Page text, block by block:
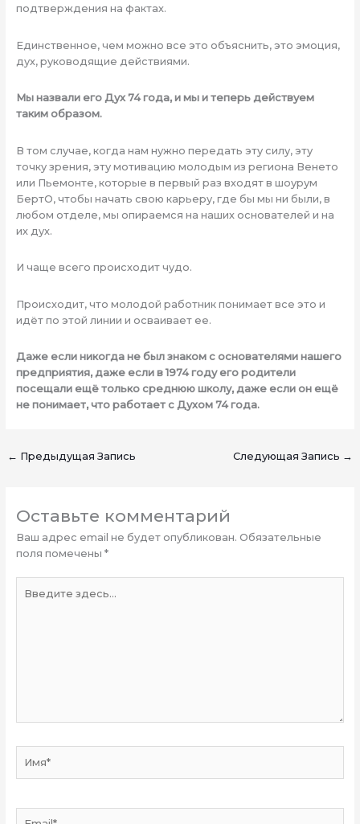
подтверждения на фактах.
Единственное, чем можно все это объяснить, это эмоция,
дух, руководящие действиями.
Мы назвали его Дух 74 года, и мы и теперь действуем
таким образом.
В том случае, когда нам нужно передать эту силу, эту
точку зрения, эту мотивацию молодым из региона Венето
или Пьемонте, которые в первый раз входят в шоурум
БертО, чтобы начать свою карьеру, где бы мы ни были, в
любом отделе, мы опираемся на наших основателей и на
их дух.
И чаще всего происходит чудо.
Происходит, что молодой работник понимает все это и
идёт по этой линии и осваивает ее.
Даже если никогда не был знаком с основателями нашего
предприятия, даже если в 1974 году его родители
посещали ещё только среднюю школу, даже если он ещё
не понимает, что работает с Духом 74 года.
← Предыдущая Запись Следующая Запись →
Оставьте комментарий
Ваш адрес email не будет опубликован. Обязательные
поля помечены *
здесь...